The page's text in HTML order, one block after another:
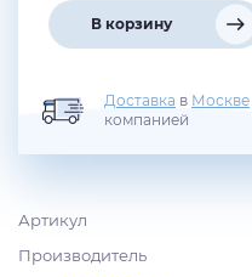
Артикул
Производитель
В корзину
Доставка в Москве
компанией